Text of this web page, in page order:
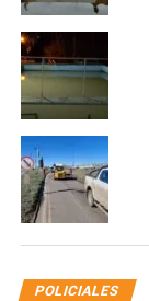
POLICIALES